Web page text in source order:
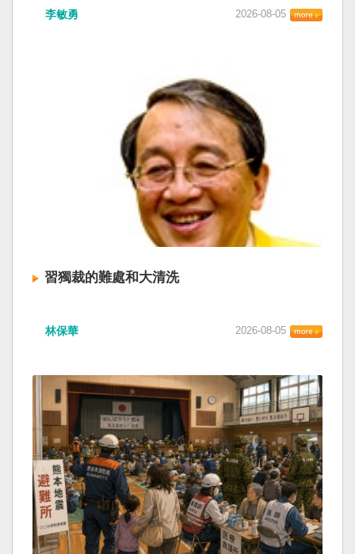
李敏勇 2026-08-05
習獨裁的難處和大清洗
林保華 2026-08-05